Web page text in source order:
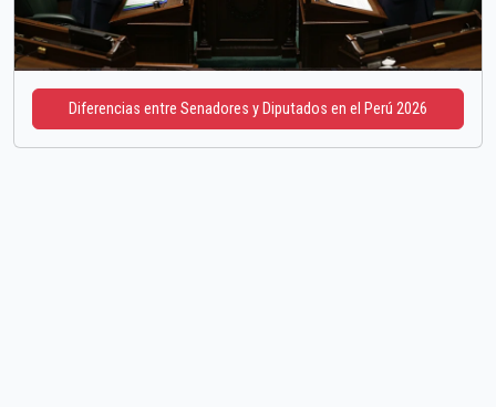
Diferencias entre Senadores y Diputados en el Perú 2026